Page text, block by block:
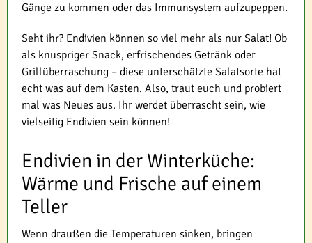
Gänge zu kommen oder das Immunsystem aufzupeppen.
Seht ihr? Endivien können so viel mehr als nur Salat! Ob
als knuspriger Snack, erfrischendes Getränk oder
Grillüberraschung – diese unterschätzte Salatsorte hat
echt was auf dem Kasten. Also, traut euch und probiert
mal was Neues aus. Ihr werdet überrascht sein, wie
vielseitig Endivien sein können!
Endivien in der Winterküche:
Wärme und Frische auf einem
Teller
Wenn draußen die Temperaturen sinken, bringen